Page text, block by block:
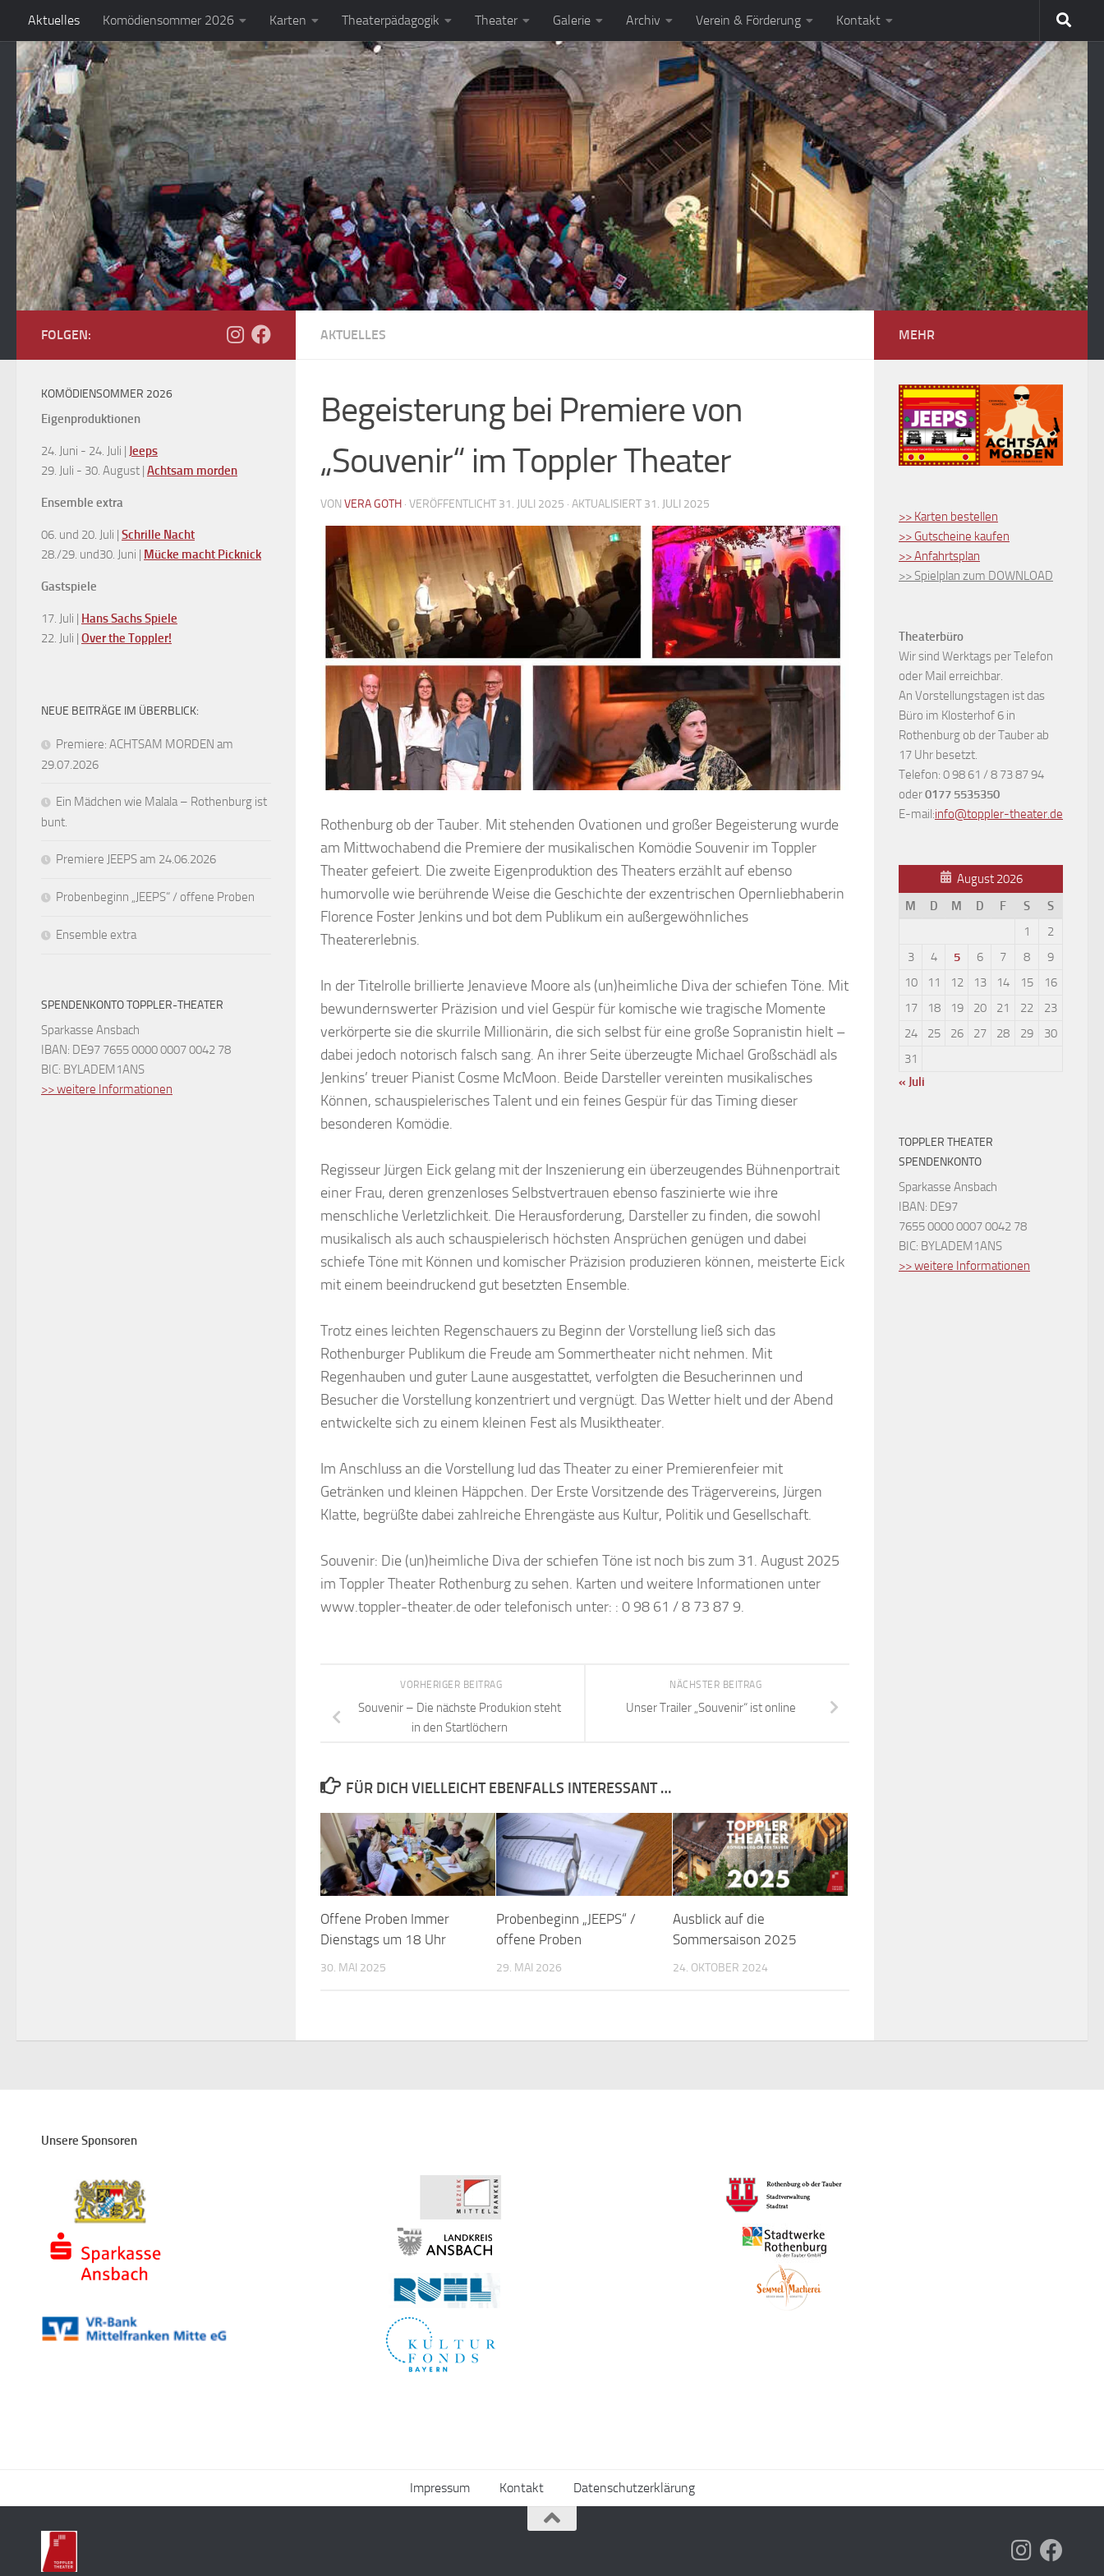
Zum Inhalt springen
Aktuelles Komödiensommer 2026 Karten Theaterpädagogik Theater Galerie Archiv Verein & Förderung Kontakt
AKTUELLES
Begeisterung bei Premiere von
„Souvenir“ im Toppler Theater
VON VERA GOTH · VERÖFFENTLICHT 31. JULI 2025 · AKTUALISIERT 31. JULI 2025
Rothenburg ob der Tauber. Mit stehenden Ovationen und großer Begeisterung wurde
am Mittwochabend die Premiere der musikalischen Komödie Souvenir im Toppler
Theater gefeiert. Die zweite Eigenproduktion des Theaters erzählt auf ebenso
humorvolle wie berührende Weise die Geschichte der exzentrischen Opernliebhaberin
Florence Foster Jenkins und bot dem Publikum ein außergewöhnliches
Theatererlebnis.
In der Titelrolle brillierte Jenavieve Moore als (un)heimliche Diva der schiefen Töne. Mit
bewundernswerter Präzision und viel Gespür für komische wie tragische Momente
verkörperte sie die skurrile Millionärin, die sich selbst für eine große Sopranistin hielt –
dabei jedoch notorisch falsch sang. An ihrer Seite überzeugte Michael Großschädl als
Jenkins’ treuer Pianist Cosme McMoon. Beide Darsteller vereinten musikalisches
Können, schauspielerisches Talent und ein feines Gespür für das Timing dieser
besonderen Komödie.
Regisseur Jürgen Eick gelang mit der Inszenierung ein überzeugendes Bühnenportrait
einer Frau, deren grenzenloses Selbstvertrauen ebenso faszinierte wie ihre
menschliche Verletzlichkeit. Die Herausforderung, Darsteller zu finden, die sowohl
musikalisch als auch schauspielerisch höchsten Ansprüchen genügen und dabei
schiefe Töne mit Können und komischer Präzision produzieren können, meisterte Eick
mit einem beeindruckend gut besetzten Ensemble.
Trotz eines leichten Regenschauers zu Beginn der Vorstellung ließ sich das
Rothenburger Publikum die Freude am Sommertheater nicht nehmen. Mit
Regenhauben und guter Laune ausgestattet, verfolgten die Besucherinnen und
Besucher die Vorstellung konzentriert und vergnügt. Das Wetter hielt und der Abend
entwickelte sich zu einem kleinen Fest als Musiktheater.
Im Anschluss an die Vorstellung lud das Theater zu einer Premierenfeier mit
Getränken und kleinen Häppchen. Der Erste Vorsitzende des Trägervereins, Jürgen
Klatte, begrüßte dabei zahlreiche Ehrengäste aus Kultur, Politik und Gesellschaft.
Souvenir: Die (un)heimliche Diva der schiefen Töne ist noch bis zum 31. August 2025
im Toppler Theater Rothenburg zu sehen. Karten und weitere Informationen unter
www.toppler-theater.de oder telefonisch unter: : 0 98 61 / 8 73 87 9.
NÄCHSTER BEITRAG
Unser Trailer „Souvenir“ ist online
VORHERIGER BEITRAG
Souvenir – Die nächste Produkion steht
in den Startlöchern
FÜR DICH VIELLEICHT EBENFALLS INTERESSANT …
Offene Proben Immer
Dienstags um 18 Uhr
30. MAI 2025
Probenbeginn „JEEPS“ /
offene Proben
29. MAI 2026
Ausblick auf die
Sommersaison 2025
24. OKTOBER 2024
FOLGEN:
KOMÖDIENSOMMER 2026
Eigenproduktionen
24. Juni - 24. Juli | Jeeps
29. Juli - 30. August | Achtsam morden
Ensemble extra
06. und 20. Juli | Schrille Nacht
28./29. und30. Juni | Mücke macht Picknick
Gastspiele
17. Juli | Hans Sachs Spiele
22. Juli | Over the Toppler!
NEUE BEITRÄGE IM ÜBERBLICK:
Premiere: ACHTSAM MORDEN am
29.07.2026
Ein Mädchen wie Malala – Rothenburg ist
bunt.
Premiere JEEPS am 24.06.2026
Probenbeginn „JEEPS“ / offene Proben
Ensemble extra
SPENDENKONTO TOPPLER-THEATER
Sparkasse Ansbach
IBAN: DE97 7655 0000 0007 0042 78
BIC: BYLADEM1ANS
>> weitere Informationen
MEHR
>> Karten bestellen
>> Gutscheine kaufen
>> Anfahrtsplan
>> Spielplan zum DOWNLOAD
Theaterbüro
Wir sind Werktags per Telefon
oder Mail erreichbar.
An Vorstellungstagen ist das
Büro im Klosterhof 6 in
Rothenburg ob der Tauber ab
17 Uhr besetzt.
Telefon: 0 98 61 / 8 73 87 94
oder0177 5535350
E-mail:info@toppler-theater.de
August 2026
M
D M D F S
S
1
2
3
4 5 6 7 8
9
10
11 12 13 14 15
16
17
18 19 20 21 22
23
24
25 26 27 28 29
30
31
« Juli
TOPPLER THEATER
SPENDENKONTO
Sparkasse Ansbach
IBAN: DE97
7655 0000 0007 0042 78
BIC: BYLADEM1ANS
>> weitere Informationen
Unsere Sponsoren
Impressum Kontakt Datenschutzerklärung